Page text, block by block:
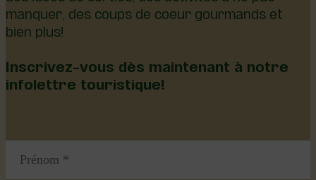
bien plus!
infolettre touristique!